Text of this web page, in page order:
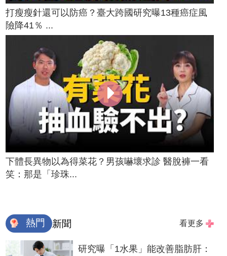
打瘦瘦針還可以防癌？臺大跨國研究曝13種癌症風
險降41％ ...
下體長異物以為得菜花？男孩嚇壞求診 醫脫褲一看
笑：那是「珍珠...
熱門 新聞 看更多
研究曝「1水果」能改善脂肪肝：